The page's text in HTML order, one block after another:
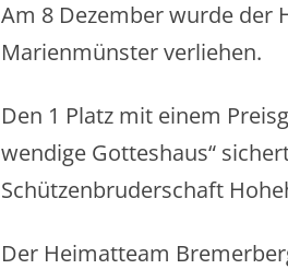
UNSER
Am 8 Dezember wurde der
Marienmünster verliehen.
Den 1 Platz mit einem
wendige Gotteshaus“
Schützenbruderschaft
Der Heimatteam